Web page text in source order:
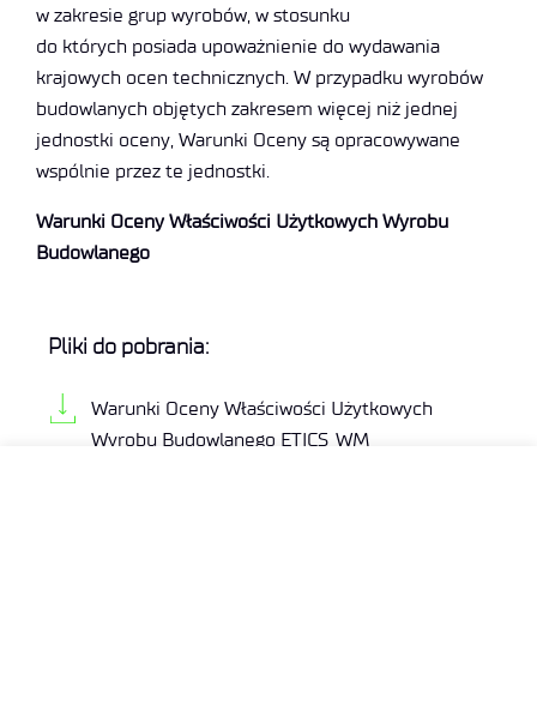
w zakresie grup wyrobów, w stosunku
do których posiada upoważnienie do wydawania
krajowych ocen technicznych. W przypadku wyrobów
budowlanych objętych zakresem więcej niż jednej
jednostki oceny, Warunki Oceny są opracowywane
wspólnie przez te jednostki.
Warunki Oceny Właściwości Użytkowych Wyrobu
Budowlanego
Pliki do pobrania:
Warunki Oceny Właściwości Użytkowych
Wyrobu Budowlanego ETICS_WM